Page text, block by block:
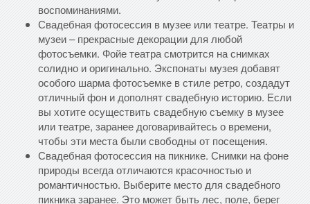
воспоминаниями.
Свадебная фотосессия в музее или театре. Театры и
музеи – прекрасные декорации для любой
фотосъемки. Фойе театра смотрится на снимках
солидно и оригинально. Экспонаты музея добавят
особого шарма фотосъемке в стиле ретро, создадут
отличный фон и дополнят свадебную историю. Если
вы хотите осуществить свадебную съемку в музее
или театре, заранее договаривайтесь о времени,
чтобы эти места были свободны от посещения.
Свадебная фотосессия на пикнике. Снимки на фоне
природы всегда отличаются красочностью и
романтичностью. Выберите место для свадебного
пикника заранее. Это может быть лес, поле, берег